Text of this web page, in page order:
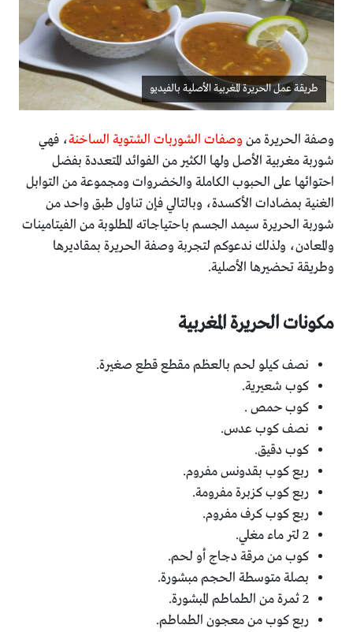
طريقة عمل الحريرة المغربية الأصلية بالفيديو
وصفة الحريرة من وصفات الشوربات الشتوية الساخنة، فهي
شوربة مغربية الأصل ولها الكثير من الفوائد المتعددة بفضل
احتوائها على الحبوب الكاملة والخضروات ومجموعة من التوابل
الغنية بمضادات الأكسدة، وبالتالي فإن تناول طبق واحد من
شوربة الحريرة سيمد الجسم باحتياجاته المطلوبة من الفيتامينات
والمعادن، ولذلك ندعوكم لتجربة وصفة الحريرة بمقاديرها
وطريقة تحضيرها الأصلية.
مكونات الحريرة المغربية
نصف كيلو لحم بالعظم مقطع قطع صغيرة.
كوب شعيرية.
كوب حمص .
نصف كوب عدس.
كوب دقيق.
ربع كوب بقدونس مفروم.
ربع كوب كزبرة مفرومة.
ربع كوب كرف مفروم.
2 لتر ماء مغلي.
كوب من مرقة دجاج أو لحم.
بصلة متوسطة الحجم مبشورة.
2 ثمرة من الطماطم المبشورة.
ربع كوب من معجون الطماطم.